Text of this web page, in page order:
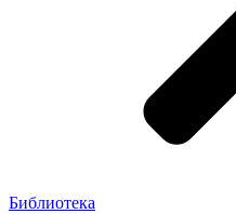
Библиотека